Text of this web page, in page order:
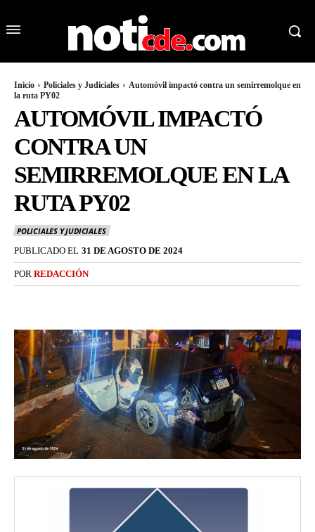
Inicio Policiales y Judiciales
Automóvil impactó contra un semirremolque en
la ruta PY02
AUTOMÓVIL IMPACTÓ
CONTRA UN
SEMIRREMOLQUE EN LA
RUTA PY02
POLICIALES Y JUDICIALES
PUBLICADO EL 31 DE AGOSTO DE 2024
POR REDACCIÓN